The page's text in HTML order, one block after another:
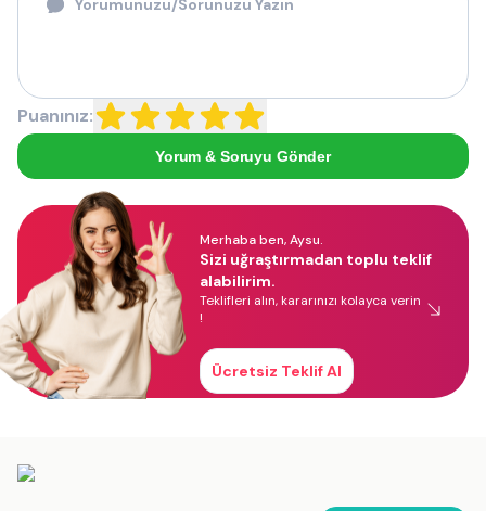
Puanınız:
Yorum & Soruyu Gönder
Merhaba ben, Aysu.
Sizi uğraştırmadan toplu teklif
alabilirim.
Teklifleri alın, kararınızı kolayca verin
!
Ücretsiz Teklif Al